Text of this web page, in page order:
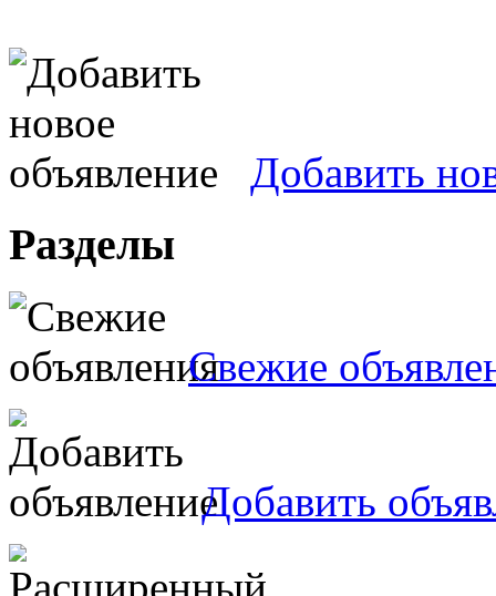
Добавить
Разделы
Свежие
Добавить